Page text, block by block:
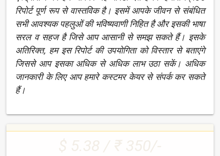
रिपोर्ट पूर्ण रूप से वास्तविक है। इसमें आपके जीवन से संबंधित
सभी आवश्यक पहलुओं की भविष्यवाणी निहित है और इसकी भाषा
सरल व सहज है जिसे आप आसानी से समझ सकते हैं। इसके
अतिरिक्त, हम इस रिपोर्ट की उपयोगिता को विस्तार से बताएंगे
जिससे आप इसका अधिक से अधिक लाभ उठा सकें। अधिक
जानकारी के लिए आप हमारे कस्टमर केयर से संपर्क कर सकते
हैं।
$ 5.38 / ₹ 350/-